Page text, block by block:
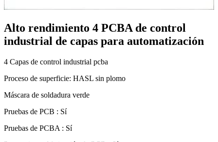
Alto rendimiento 4 PCBA de control
industrial de capas para automatización
4 Capas de control industrial pcba
Proceso de superficie: HASL sin plomo
Máscara de soldadura verde
Pruebas de PCB : Sí
Pruebas de PCBA : Sí